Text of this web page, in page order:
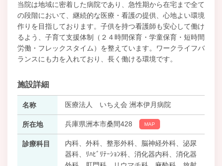
当院は地域に密着した病院であり、急性期から在宅まで全て
の段階において、継続的な医療・看護の提供、心地よい環境
作りを目指しております。子供を持つ看護師も安心して働け
るよう、子育て支援体制（２４時間保育・学童保育・短時間
労働・フレックスタイム）を整えています。ワークライフバ
ランスにも力を入れており、長く働ける環境です。
施設詳細
名称 医療法人 いちえ会 洲本伊月病院
所在地 兵庫県洲本市桑間428 MAP
診療科目
内科、外科、整形外科、脳神経外科、泌尿
器科、ﾘﾊﾋﾞﾘﾃｰｼｮﾝ科、消化器内科、消化器